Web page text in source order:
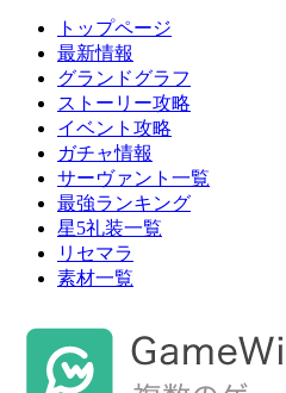
トップページ
最新情報
グランドグラフ
ストーリー攻略
イベント攻略
ガチャ情報
サーヴァント一覧
最強ランキング
星5礼装一覧
リセマラ
素材一覧